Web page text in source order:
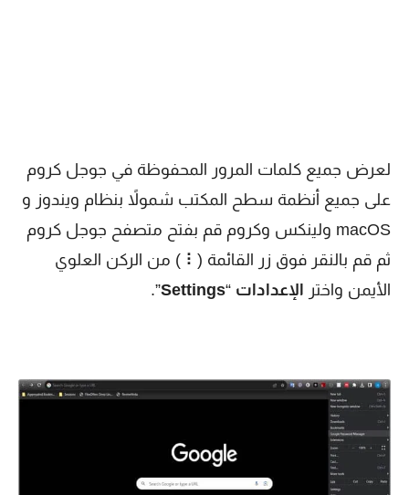
لعرض جميع كلمات المرور المحفوظة في جوجل كروم
على جميع أنظمة سطح المكتب شمولاً بنظام ويندوز و
macOS ولينكس وكروم قم بفتح متصفح جوجل كروم
ثم قم بالنقر فوق زر القائمة (⠇ ) من الركن العلوي
الأيمن واختر الإعدادات “
Settings
”.